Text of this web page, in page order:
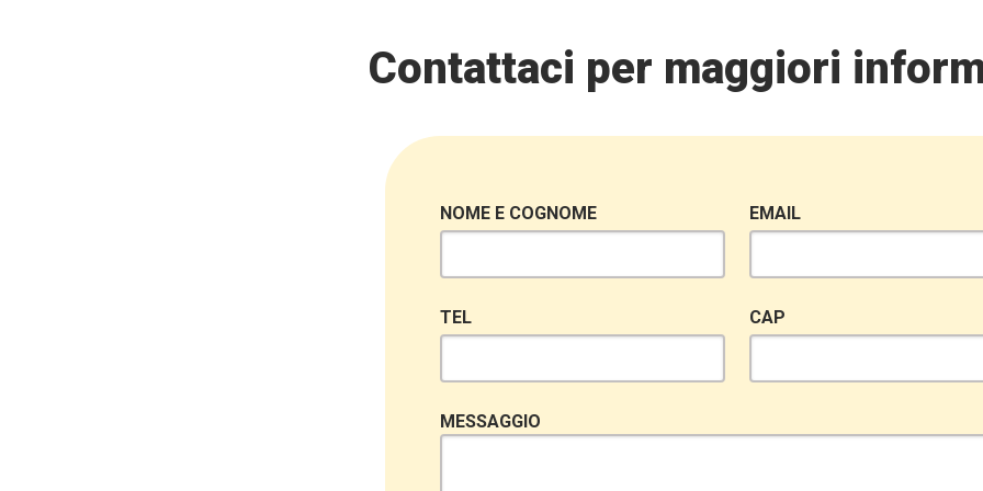
Contattaci per maggiori
NOME E COGNOME EMAIL
TEL CAP
MESSAGGIO